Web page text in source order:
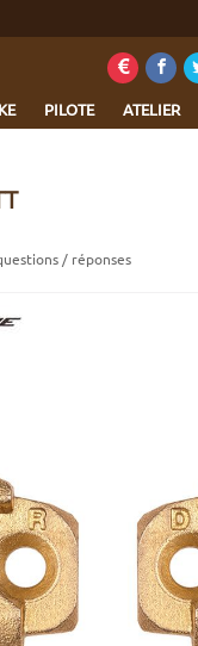
PILOTE ATELIER
Rechercher
un
une
marque...
/ réponses